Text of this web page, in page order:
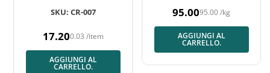
SKU: CR-007
Prezzo
normale
17.200.03 /item
AGGIUNGI AL
CARRELLO.
Prezzo
normale
95.0095.00/kg
AGGIUNGI AL
CARRELLO.